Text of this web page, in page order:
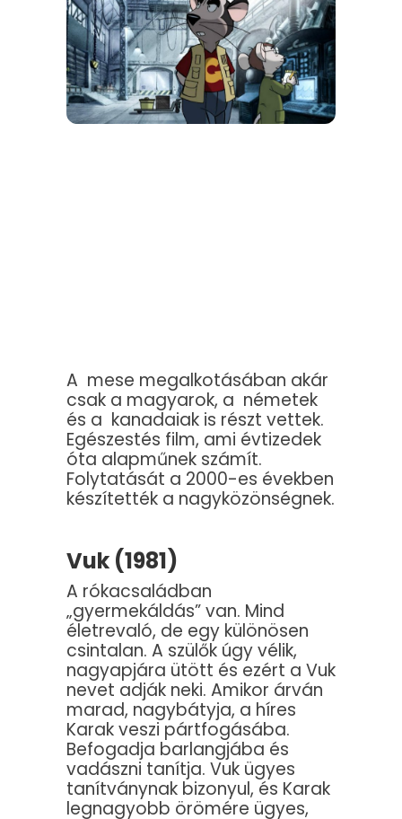
A mese megalkotásában akár
csak a magyarok, a németek
és a kanadaiak is részt vettek.
Egészestés film, ami évtizedek
óta alapműnek számít.
Folytatását a 2000-es években
készítették a nagyközönségnek.
Vuk (1981)
A rókacsaládban
„gyermekáldás” van. Mind
életrevaló, de egy különösen
csintalan. A szülők úgy vélik,
nagyapjára ütött és ezért a Vuk
nevet adják neki. Amikor árván
marad, nagybátyja, a híres
Karak veszi pártfogásába.
Befogadja barlangjába és
vadászni tanítja. Vuk ügyes
tanítványnak bizonyul, és Karak
legnagyobb örömére ügyes,